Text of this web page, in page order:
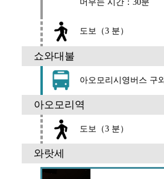
머무는 시간：30분
도보（3 분）
쇼와대불
아오모리시영버스 구
아오모리역
도보（3 분）
와랏세